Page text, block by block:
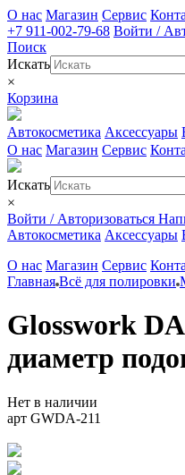
О нас Магазин Сервис
+7 911-002-79-68 Войти /
Поиск
Искать
×
Корзина
Автокосметика Аксессуары
О нас Магазин Сервис
Искать
×
Войти / Авторизоваться
Автокосметика Аксессуары
О нас Магазин Сервис
Главная Всё для полировки
Glosswork
диаметр
Нет в наличии
арт GWDA-211